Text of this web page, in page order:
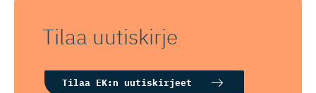
Tilaa uutiskirje
Tilaa EK:n uutiskirjeet